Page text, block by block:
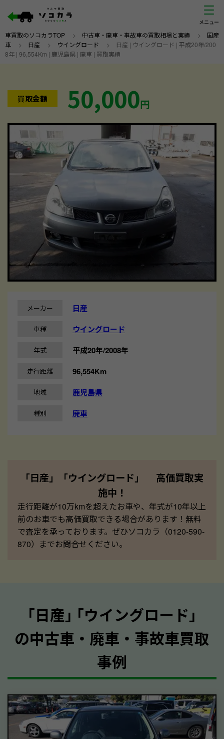
車買取のソコカラTOP > 中古車・廃車・事故車の買取相場と実績 > 国産
車 > 日産 > ウイングロード >
日産 | ウイングロード | 平成20年/200
8年 | 96,554Km | 鹿児島県 | 廃車 | 買取実績
買取金額 50,000円
メーカー 日産
車種 ウイングロード
年式 平成20年/2008年
走行距離 96,554Km
地域 鹿児島県
種別 廃車
「日産」「ウイングロード」 高価買取実
施中！
走行距離が10万kmを超えたお車や、年式が10年以上
前のお車でも高価買取できる場合があります！無料
で査定を承っております。ぜひソコカラ（0120-590-
870）までお問合せください。
｢日産｣ ｢ウイングロード｣
の中古車・廃車・事故車買取
事例